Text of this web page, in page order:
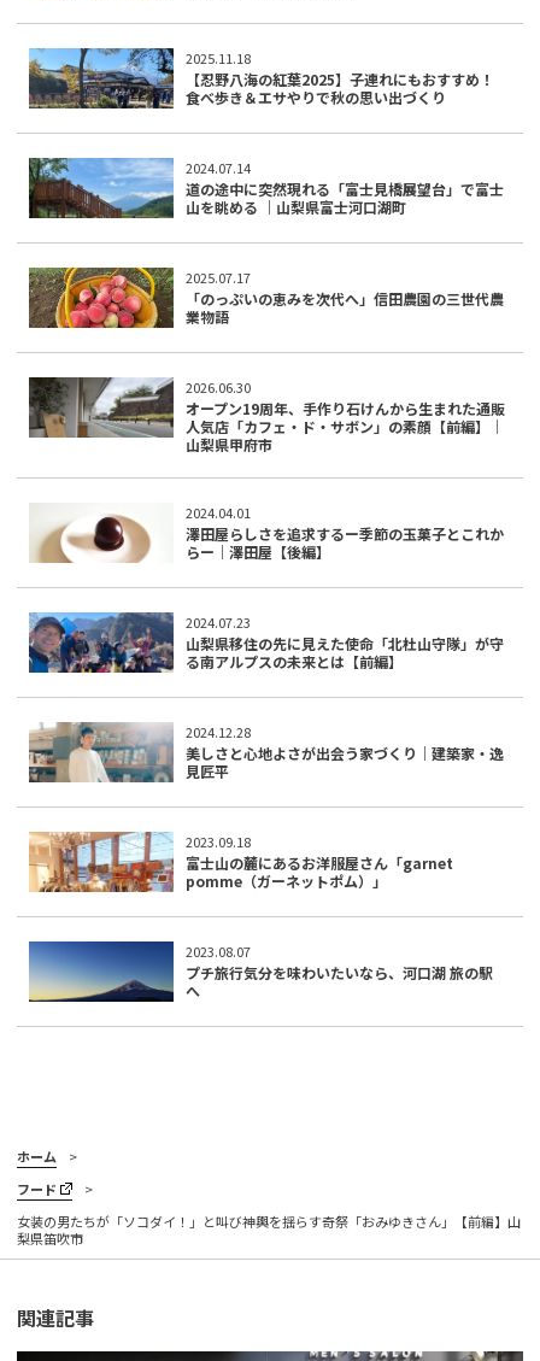
2025.11.18
【忍野八海の紅葉2025】子連れにもおすすめ！
食べ歩き＆エサやりで秋の思い出づくり
2024.07.14
道の途中に突然現れる「富士見橋展望台」で富士
山を眺める ｜山梨県富士河口湖町
2025.07.17
「のっぷいの恵みを次代へ」信田農園の三世代農
業物語
2026.06.30
オープン19周年、手作り石けんから生まれた通販
人気店「カフェ・ド・サボン」の素顔【前編】｜
山梨県甲府市
2024.04.01
澤田屋らしさを追求するー季節の玉菓子とこれか
らー｜澤田屋【後編】
2024.07.23
山梨県移住の先に見えた使命「北杜山守隊」が守
る南アルプスの未来とは【前編】
2024.12.28
美しさと心地よさが出会う家づくり｜建築家・逸
見匠平
2023.09.18
富士山の麓にあるお洋服屋さん「garnet
pomme（ガーネットポム）」
2023.08.07
プチ旅行気分を味わいたいなら、河口湖 旅の駅
へ
ホーム
フード
女装の男たちが「ソコダイ！」と叫び神輿を揺らす奇祭「おみゆきさん」【前編】山
梨県笛吹市
関連記事